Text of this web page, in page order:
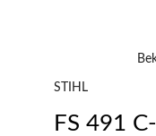
STIHL
FS 491